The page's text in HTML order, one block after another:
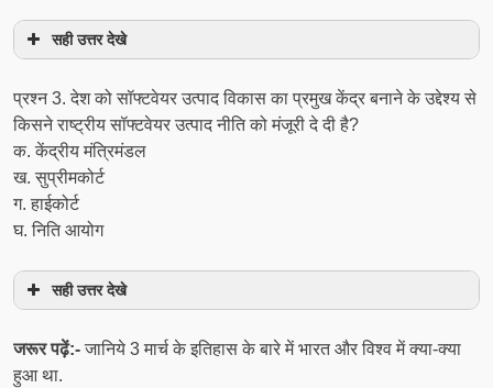
सही उत्तर देखे
प्रश्‍न 3. देश को सॉफ्टवेयर उत्पाद विकास का प्रमुख केंद्र बनाने के उद्देश्य से
किसने राष्ट्रीय सॉफ्टवेयर उत्पाद नीति को मंजूरी दे दी है?
क. केंद्रीय मंत्रिमंडल
ख. सुप्रीमकोर्ट
ग. हाईकोर्ट
घ. निति आयोग
सही उत्तर देखे
जरूर पढ़ें:-जानिये 3 मार्च के इतिहास के बारे में भारत और विश्व में क्या-क्या
हुआ था.